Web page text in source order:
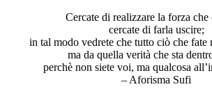
Cercate di realizzare la forza
cercate di farla uscire;
in tal modo vedrete che tutto ciò che fate
ma da quella verità che sta
perchè non siete voi, ma qualcosa
– Aforisma Sufi